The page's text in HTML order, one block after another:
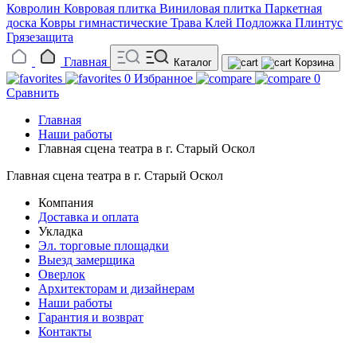
Ковролин Ковровая плитка Виниловая плитка Паркетная
доска Ковры гимнастические Трава Клей Подложка Плинтус
Грязезащита
Главная
Каталог Корзина
0 Избранное
0
Сравнить
Главная
Наши работы
Главная сцена театра в г. Старый Оскол
Главная сцена театра в г. Старый Оскол
Компания
Доставка и оплата
Укладка
Эл. торговые площадки
Выезд замерщика
Оверлок
Архитекторам и дизайнерам
Наши работы
Гарантия и возврат
Контакты